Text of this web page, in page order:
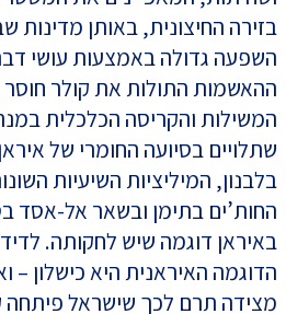
בזירה החיצונית, באותן מדינות
השפעה גדולה באמצעות עושי
ההאשמות התולות את קולר
המשילות והקריסה הכלכלית
שתלויים בסיועה החומרי של
בלבנון, המיליציות השיעיות
החות’ים בתימן ובשאר אל-אסד
באיראן דוגמה שיש לחקותה.
הדוגמה האיראנית היא כישלון –
מצידה תרם לכך שישראל פיתחה